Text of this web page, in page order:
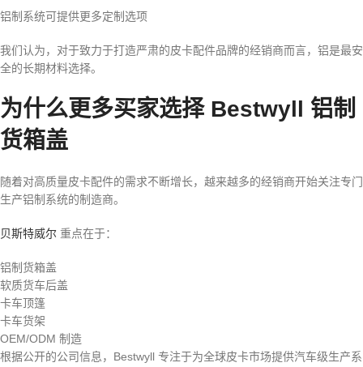
铝制系统可提供更多定制选项
我们认为，对于致力于打造严肃的皮卡配件品牌的经销商而言，铝是最安
全的长期材料选择。
为什么更多买家选择 Bestwyll 铝制
货箱盖
随着对高质量皮卡配件的需求不断增长，越来越多的经销商开始关注专门
生产铝制系统的制造商。
贝斯特威尔 重点在于：
铝制货箱盖
软质货车后盖
卡车顶篷
卡车货架
OEM/ODM 制造
根据公开的公司信息，Bestwyll 专注于为全球皮卡市场提供汽车级生产系